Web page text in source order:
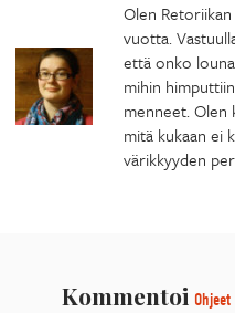
Olen
vuotta.
että onko
mihin
menneet. Olen
mitä kukaan ei
värikkyyden
Kommentoi Ohjeet